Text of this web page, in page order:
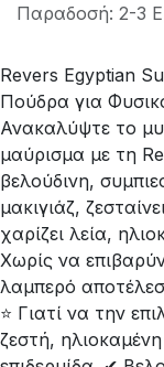
Παραδοσή: 2-3
Revers Egyptian
Πούδρα για
Ανακαλύψτε το
μαύρισμα με τη
βελούδινη,
μακιγιάζ,
χαρίζει λεία,
Χωρίς να
λαμπερό
⭐ Γιατί να την
ζεστή,